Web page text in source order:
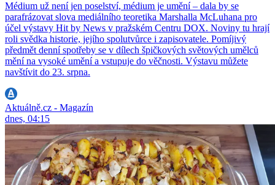
Médium už není jen poselství, médium je umění – dala by se
parafrázovat slova mediálního teoretika Marshalla McLuhana pro
účel výstavy Hit by News v pražském Centru DOX. Noviny tu hrají
roli svědka historie, jejího spolutvůrce i zapisovatele. Pomíjivý
předmět denní spotřeby se v dílech špičkových světových umělců
mění na vysoké umění a vstupuje do věčnosti. Výstavu můžete
navštívit do 23. srpna.
Aktuálně.cz - Magazín
dnes, 04:15